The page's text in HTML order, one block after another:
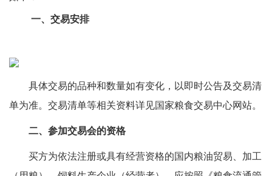
一、交易安排
具体交易的品种和数量如有变化，以即时公告及交易清
单为准。交易清单等相关资料详见国家粮食交易中心网站。
二、参加交易会的资格
买方为依法注册或具有经营资格的国内粮油贸易、加工